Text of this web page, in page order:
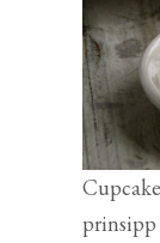
prinsipp